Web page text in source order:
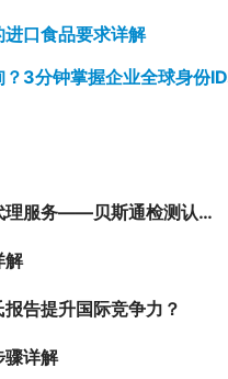
口食品要求详解
3分钟掌握企业全球身份
贝斯通检测认证中心专业助力
解
告提升国际竞争力？
骤详解